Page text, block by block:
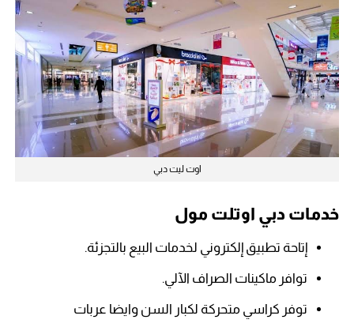
اوت ليت دبي
خدمات دبي اوتلت مول
إتاحة تطبيق إلكتروني لخدمات البيع بالتجزئة.
توافر ماكينات الصراف الآلي.
توفر كراسي متحركة لكبار السن وايضا عربات